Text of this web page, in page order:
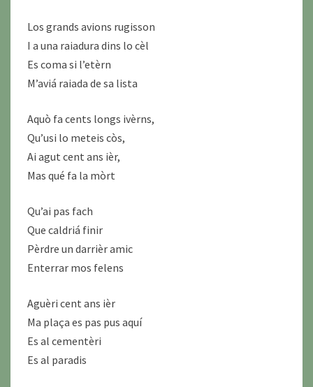
Los grands avions rugisson
I a una raiadura dins lo cèl
Es coma si l’etèrn
M’aviá raiada de sa lista
Aquò fa cents longs ivèrns,
Qu’usi lo meteis còs,
Ai agut cent ans ièr,
Mas qué fa la mòrt
Qu’ai pas fach
Que caldriá finir
Pèrdre un darrièr amic
Enterrar mos felens
Aguèri cent ans ièr
Ma plaça es pas pus aquí
Es al cementèri
Es al paradis